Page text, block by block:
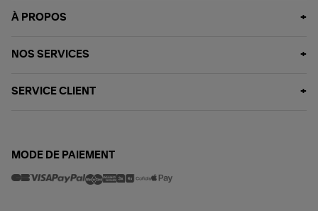
À PROPOS
NOS SERVICES
SERVICE CLIENT
MODE DE PAIEMENT